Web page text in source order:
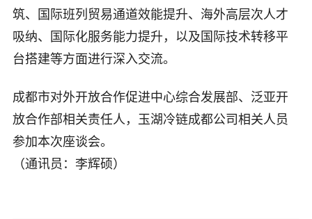
筑、国际班列贸易通道效能提升、海外高层次人才
吸纳、国际化服务能力提升，以及国际技术转移平
台搭建等方面进行深入交流。
成都市对外开放合作促进中心综合发展部、泛亚开
放合作部相关责任人，玉湖冷链成都公司相关人员
参加本次座谈会。
（通讯员：李辉硕）